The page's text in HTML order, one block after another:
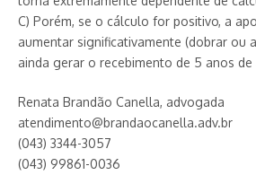
C) Porém, se o cálculo for positivo, a
aumentar significativamente (dobrar ou
ainda gerar o recebimento de 5 anos de
Renata Brandão Canella, advogada
atendimento@brandaocanella.adv.br
(043) 3344-3057
(043) 99861-0036